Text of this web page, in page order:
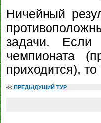
Ничейный
задачи. Если
чемпионата
приходится),
<< ПРЕДЫДУЩИЙ ТУР